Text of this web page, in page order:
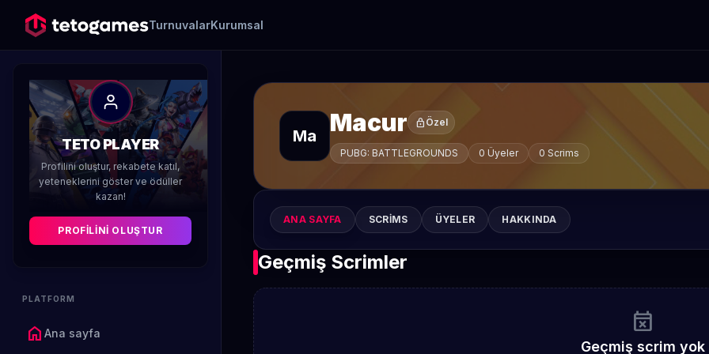
TurnuvalarKurumsal
TETO PLAYER
Profilini oluştur, rekabete katıl,
yeteneklerini göster ve ödüller
kazan!
PROFILINI OLUŞTUR
PLATFORM
home Ana sayfa
Ma Macur lock Özel
PUBG: BATTLEGROUNDS 0 Üyeler 0 Scrims
ANA SAYFA SCRIMS ÜYELER HAKKINDA
Geçmiş Scrimler
event_busy
Geçmiş scrim yok